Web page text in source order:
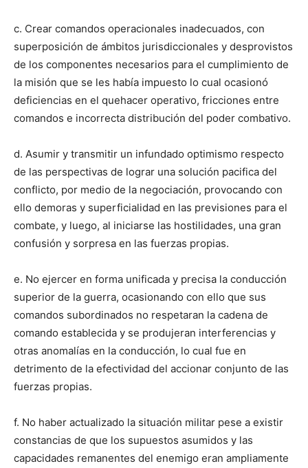
c. Crear comandos operacionales inadecuados, con
superposición de ámbitos jurisdiccionales y desprovistos
de los componentes necesarios para el cumplimiento de
la misión que se les había impuesto lo cual ocasionó
deficiencias en el quehacer operativo, fricciones entre
comandos e incorrecta distribución del poder combativo.
d. Asumir y transmitir un infundado optimismo respecto
de las perspectivas de lograr una solución pacifica del
conflicto, por medio de la negociación, provocando con
ello demoras y superficialidad en las previsiones para el
combate, y luego, al iniciarse las hostilidades, una gran
confusión y sorpresa en las fuerzas propias.
e. No ejercer en forma unificada y precisa la conducción
superior de la guerra, ocasionando con ello que sus
comandos subordinados no respetaran la cadena de
comando establecida y se produjeran interferencias y
otras anomalías en la conducción, lo cual fue en
detrimento de la efectividad del accionar conjunto de las
fuerzas propias.
f. No haber actualizado la situación militar pese a existir
constancias de que los supuestos asumidos y las
capacidades remanentes del enemigo eran ampliamente